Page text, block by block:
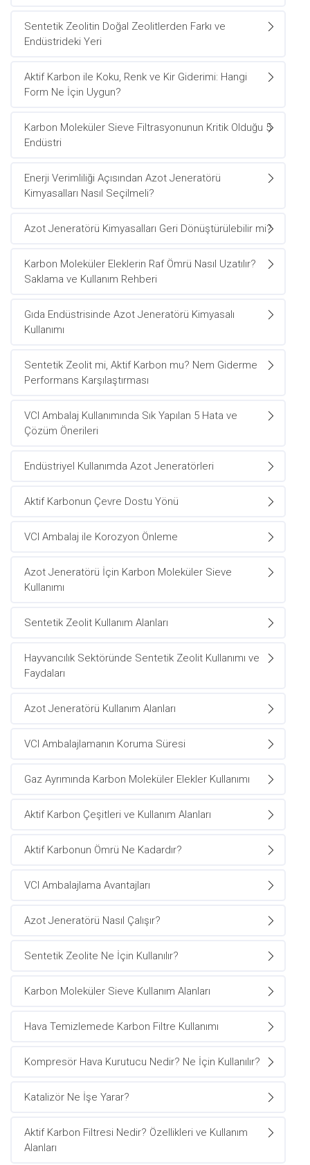
Sentetik Zeolitin Doğal Zeolitlerden Farkı ve
Endüstrideki Yeri
Aktif Karbon ile Koku, Renk ve Kir Giderimi: Hangi
Form Ne İçin Uygun?
Karbon Moleküler Sieve Filtrasyonunun Kritik Olduğu 5
Endüstri
Enerji Verimliliği Açısından Azot Jeneratörü
Kimyasalları Nasıl Seçilmeli?
Azot Jeneratörü Kimyasalları Geri Dönüştürülebilir mi?
Karbon Moleküler Eleklerin Raf Ömrü Nasıl Uzatılır?
Saklama ve Kullanım Rehberi
Gıda Endüstrisinde Azot Jeneratörü Kimyasalı
Kullanımı
Sentetik Zeolit mi, Aktif Karbon mu? Nem Giderme
Performans Karşılaştırması
VCI Ambalaj Kullanımında Sık Yapılan 5 Hata ve
Çözüm Önerileri
Endüstriyel Kullanımda Azot Jeneratörleri
Aktif Karbonun Çevre Dostu Yönü
VCI Ambalaj ile Korozyon Önleme
Azot Jeneratörü İçin Karbon Moleküler Sieve
Kullanımı
Sentetik Zeolit Kullanım Alanları
Hayvancılık Sektöründe Sentetik Zeolit Kullanımı ve
Faydaları
Azot Jeneratörü Kullanım Alanları
VCI Ambalajlamanın Koruma Süresi
Gaz Ayrımında Karbon Moleküler Elekler Kullanımı
Aktif Karbon Çeşitleri ve Kullanım Alanları
Aktif Karbonun Ömrü Ne Kadardır?
VCI Ambalajlama Avantajları
Azot Jeneratörü Nasıl Çalışır?
Sentetik Zeolite Ne İçin Kullanılır?
Karbon Moleküler Sieve Kullanım Alanları
Hava Temizlemede Karbon Filtre Kullanımı
Kompresör Hava Kurutucu Nedir? Ne İçin Kullanılır?
Katalizör Ne İşe Yarar?
Aktif Karbon Filtresi Nedir? Özellikleri ve Kullanım
Alanları